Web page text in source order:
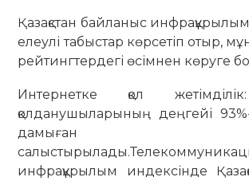
Қазақстан байланыс
елеулі табыстар көрсетіп отыр,
рейтингтердегі өсімнен көруге
Интернетке қол
қолданушыларының деңгейі
дамыған
инфрақұрылым индексінде